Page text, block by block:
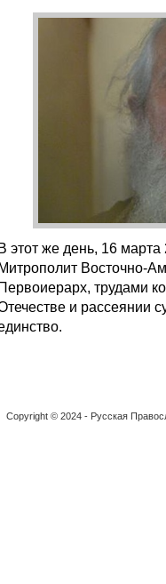
В этот же день, 16
Митрополит Восточно-
Первоиерарх, трудами
и рассеянии
Copyright © 2024 - Русская